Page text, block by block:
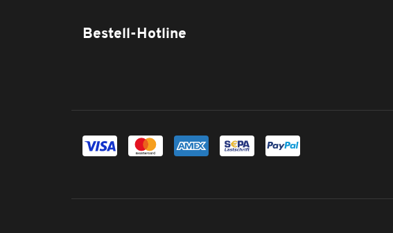
Bestell-Hotline